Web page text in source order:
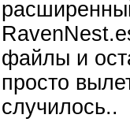
файлы и
просто
случилось..